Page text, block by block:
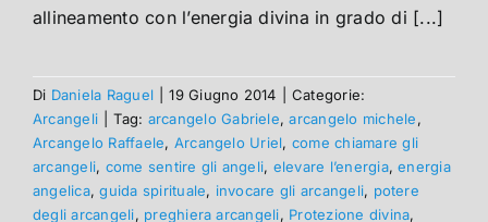
allineamento con l’energia divina in grado di [...]
Di Daniela Raguel 19 Giugno 2014
Categorie:
Arcangeli
Tag: arcangelo Gabriele,arcangelo michele,
Arcangelo Raffaele, Arcangelo Uriel, come chiamare gli
arcangeli, come sentire gli angeli, elevare l’energia,energia
angelica,guida spirituale, invocare gli arcangeli, potere
degli arcangeli, preghiera arcangeli, Protezione divina,